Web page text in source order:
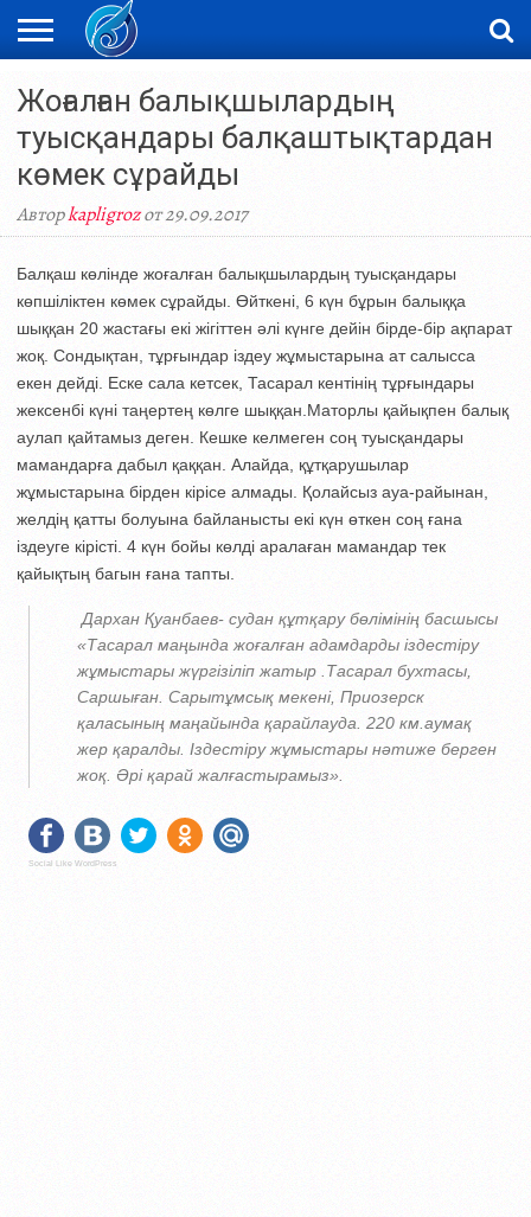
ЖАҢАЛЫҚТАР
НОВОСТИ
ВИДЕО
ФОТОРЕПОРТАЖИ
ОРКЕН
Жоғалған балықшылардың
туысқандары балқаштықтардан
көмек сұрайды
Авторkapligrozот 29.09.2017
Балқаш көлінде жоғалған балықшылардың туысқандары
көпшіліктен көмек сұрайды. Өйткені, 6 күн бұрын балыққа
шыққан 20 жастағы екі жігіттен әлі күнге дейін бірде-бір ақпарат
жоқ. Сондықтан, тұрғындар іздеу жұмыстарына ат салысса
екен дейді. Еске сала кетсек, Тасарал кентінің тұрғындары
жексенбі күні таңертең көлге шыққан.Маторлы қайықпен балық
аулап қайтамыз деген. Кешке келмеген соң туысқандары
мамандарға дабыл қаққан. Алайда, құтқарушылар
жұмыстарына бірден кірісе алмады. Қолайсыз ауа-райынан,
желдің қатты болуына байланысты екі күн өткен соң ғана
іздеуге кірісті. 4 күн бойы көлді аралаған мамандар тек
қайықтың багын ғана тапты.
Дархан Қуанбаев- судан құтқару бөлімінің басшысы
«Тасарал маңында жоғалған адамдарды іздестіру
жұмыстары жүргізіліп жатыр .Тасарал бухтасы,
Саршыған. Сарытұмсық мекені, Приозерск
қаласының маңайында қарайлауда. 220 км.аумақ
жер қаралды. Іздестіру жұмыстары нәтиже берген
жоқ. Әрі қарай жалғастырамыз».
Social Like WordPress